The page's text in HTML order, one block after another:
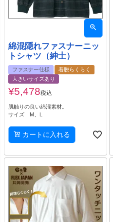
綿混隠れファスナーニッ
トシャツ（紳士）
ファスナー仕様
着脱らくらく
大きいサイズあり
¥5,478税込
肌触りの良い綿混素材。
サイズ M、L
カートに入れる